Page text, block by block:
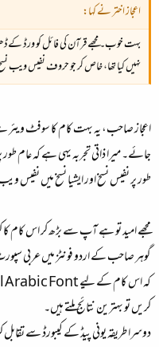
اعجاز اختر نے کہا:
بہت خوب۔ مجھے قرآن کی فائل کو ورڈ
نہیں کیا تھا، خاص کر جو حروف نفیس ویب نسخ
اعجاز صاحب، یہ بہت کام کا سوفٹ ویئر
جائے۔ میرا ذاتی تجربہ یہی ہے کہ عام
طور پر نفیس نسخ اور ایشیا نسخ میں
مجھے امید تو ہے آپ سے بڑھ کر اس کام کا
گوہر صاحب کے اردو فونٹز میں عربی
کریں تو بہترین نتائج ملتے ہیں۔
دوسرا طریقہ یونی پیڈ کے کیبورڈ سے